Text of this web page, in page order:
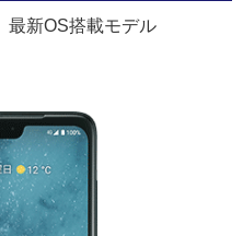
最新OS搭載モデル